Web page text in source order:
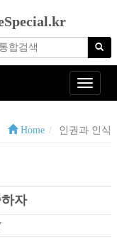
Toggle
Home 인권과 인식
자